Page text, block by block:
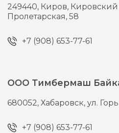
249440, Киров, Кировский
Пролетарская, 58
+7 (908) 653-77-61
ООО Тимбермаш
680052,Хабаровск,ул.
+7 (908) 653-77-61